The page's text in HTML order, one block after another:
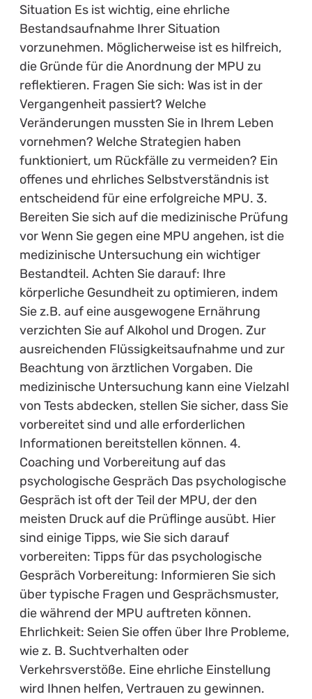
Situation Es ist wichtig, eine ehrliche
Bestandsaufnahme Ihrer Situation
vorzunehmen. Möglicherweise ist es hilfreich,
die Gründe für die Anordnung der MPU zu
reflektieren. Fragen Sie sich: Was ist in der
Vergangenheit passiert? Welche
Veränderungen mussten Sie in Ihrem Leben
vornehmen? Welche Strategien haben
funktioniert, um Rückfälle zu vermeiden? Ein
offenes und ehrliches Selbstverständnis ist
entscheidend für eine erfolgreiche MPU. 3.
Bereiten Sie sich auf die medizinische Prüfung
vor Wenn Sie gegen eine MPU angehen, ist die
medizinische Untersuchung ein wichtiger
Bestandteil. Achten Sie darauf: Ihre
körperliche Gesundheit zu optimieren, indem
Sie z.B. auf eine ausgewogene Ernährung
verzichten Sie auf Alkohol und Drogen. Zur
ausreichenden Flüssigkeitsaufnahme und zur
Beachtung von ärztlichen Vorgaben. Die
medizinische Untersuchung kann eine Vielzahl
von Tests abdecken, stellen Sie sicher, dass Sie
vorbereitet sind und alle erforderlichen
Informationen bereitstellen können. 4.
Coaching und Vorbereitung auf das
psychologische Gespräch Das psychologische
Gespräch ist oft der Teil der MPU, der den
meisten Druck auf die Prüflinge ausübt. Hier
sind einige Tipps, wie Sie sich darauf
vorbereiten: Tipps für das psychologische
Gespräch Vorbereitung: Informieren Sie sich
über typische Fragen und Gesprächsmuster,
die während der MPU auftreten können.
Ehrlichkeit: Seien Sie offen über Ihre Probleme,
wie z. B. Suchtverhalten oder
Verkehrsverstöße. Eine ehrliche Einstellung
wird Ihnen helfen, Vertrauen zu gewinnen.